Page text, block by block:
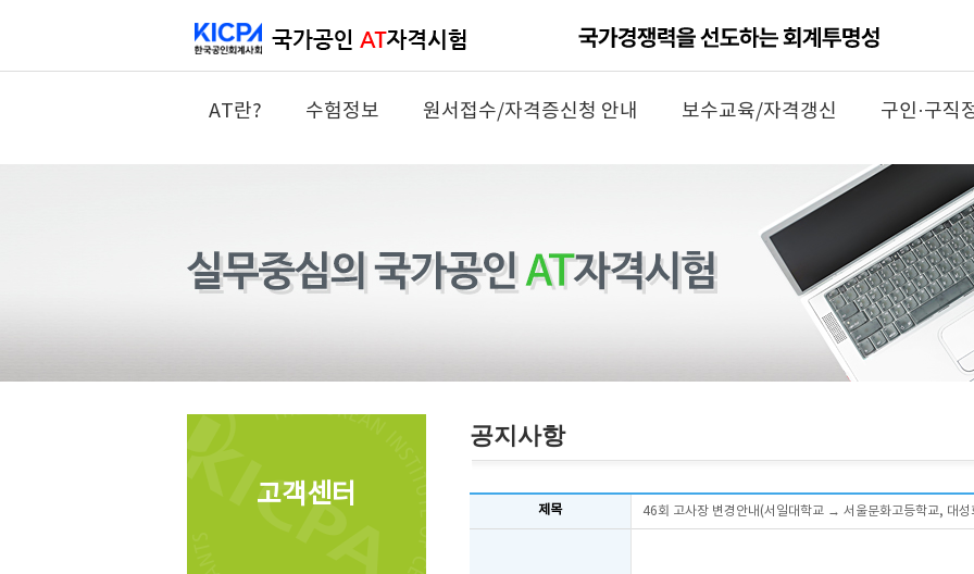
AT란? 수험정보 원서접수/자격증신청 안내 보수교육/자격갱신 구인·구직
고객센터
공지사항
제목 46회 고사장 변경안내(서일대학교 → 서울문화고등학교, 대성